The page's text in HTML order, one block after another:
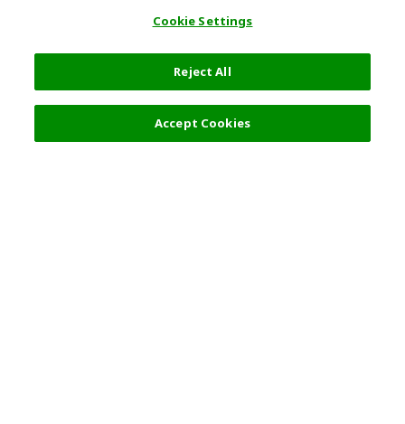
Cookie Settings
Reject All
Accept Cookies